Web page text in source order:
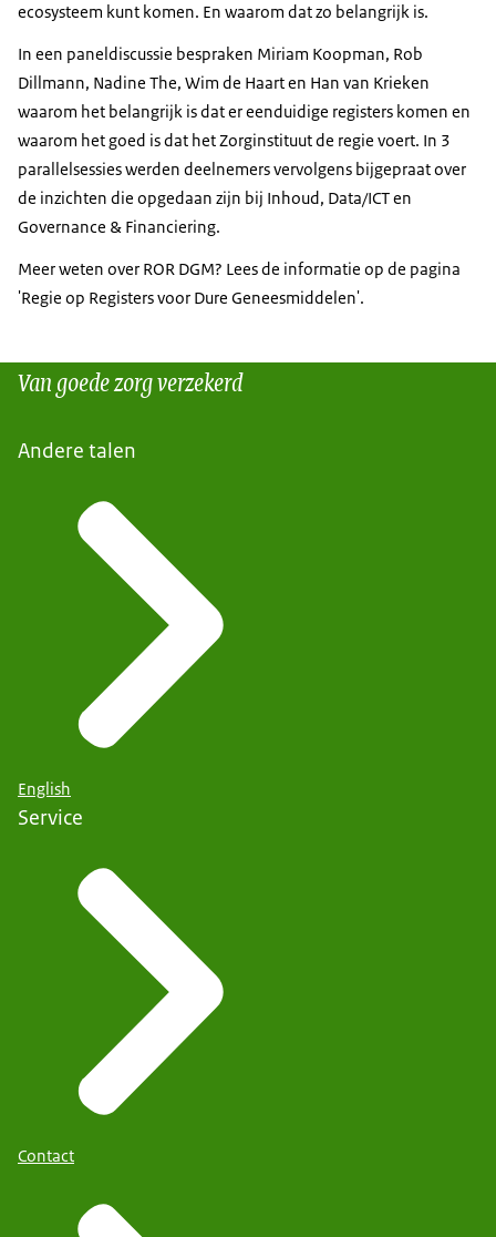
ecosysteem kunt komen. En waarom dat zo belangrijk is.
In een paneldiscussie bespraken Miriam Koopman, Rob
Dillmann, Nadine The, Wim de Haart en Han van Krieken
waarom het belangrijk is dat er eenduidige registers komen en
waarom het goed is dat het Zorginstituut de regie voert. In 3
parallelsessies werden deelnemers vervolgens bijgepraat over
de inzichten die opgedaan zijn bij Inhoud, Data/ICT en
Governance & Financiering.
Meer weten over ROR DGM? Lees de informatie op de pagina
'Regie op Registers voor Dure Geneesmiddelen'.
Van goede zorg verzekerd
Andere talen
English
Service
Contact